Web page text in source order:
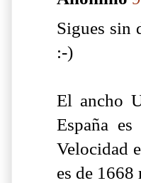
Sigues sin
:-)
El ancho
España
Velocidad
es de 1668